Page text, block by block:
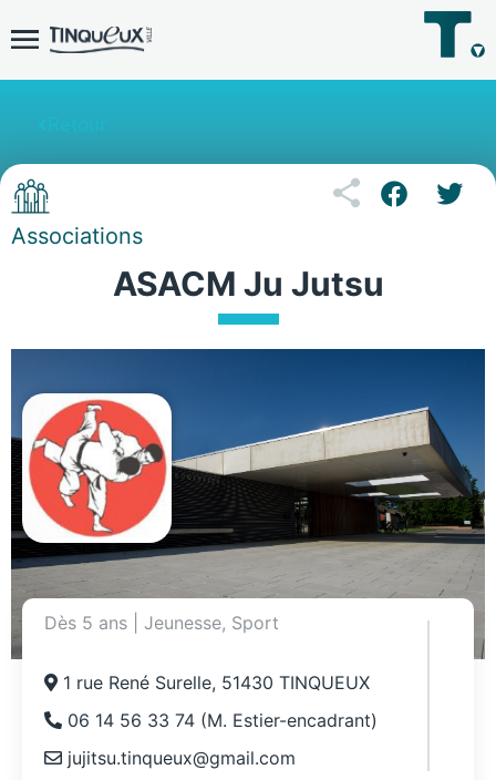
Associations
ASACM Ju Jutsu
Dès 5 ans Jeunesse, Sport
1 rue René Surelle, 51430 TINQUEUX
06 14 56 33 74 (M. Estier-encadrant)
jujitsu.tinqueux@gmail.com